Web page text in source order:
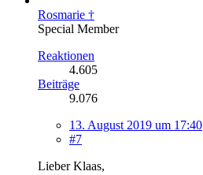
Rosmarie †
Special Member
Reaktionen
4.605
Beiträge
9.076
13. August 2019 um 17:40
#7
Lieber Klaas,